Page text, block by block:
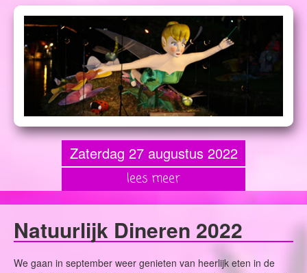
Zaterdag 27 augustus 2022
lees meer
Natuurlijk Dineren 2022
We gaan in september weer genieten van heerlijk eten in de